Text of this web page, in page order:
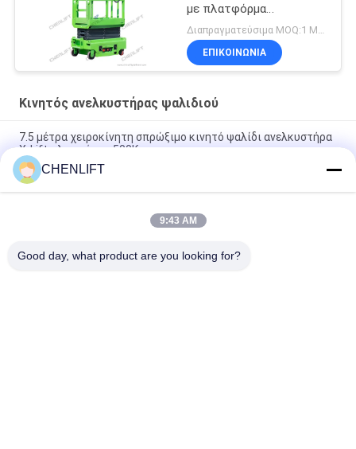
με πλατφόρμα
επέκτασης
Διαπραγματεύσιμα MOQ:1 Μονάδα
ΕΠΙΚΟΙΝΩΝΙΑ
Κινητός ανελκυστήρας ψαλιδιού
7.5 μέτρα χειροκίνητη σπρώξιμο κινητό ψαλίδι ανελκυστήρα
X-Lift πλατφόρμα 500Kg
14M Μικρό ηλεκτρικό ανελκυστήρα ψαλίδι με κινητήρα
συσκευή χωρητικότητα φόρτωσης σε 450Kg
Μίνι Εγχειρίδιο Πλατφόρμας Εναέριας Εργασίας 3,9 Μέτρων
CHENLIFT
9:43 AM
Good day, what product are you looking for?